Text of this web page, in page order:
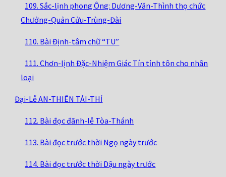
109. Sắc-lịnh phong Ông: Dương-Văn-Thình thọ chức
Chưởng-Quản Cửu-Trùng-Đài
110. Bài Định-tâm chữ “TU”
111. Chơn-lịnh Đặc-Nhiệm Giác Tín tỉnh tôn cho nhân
loại
Đại-Lễ AN-THIÊN TÁI-THỈ
112. Bài đọc đãnh-lễ Tòa-Thánh
113. Bài đọc trước thời Ngọ ngày trước
114. Bài đọc trước thời Dậu ngày trước